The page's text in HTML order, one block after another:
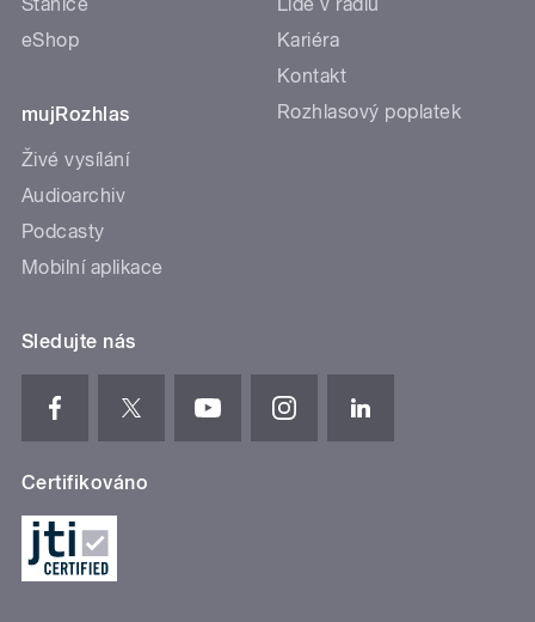
eShop
mujRozhlas
Živé vysílání
Audioarchiv
Podcasty
Mobilní aplikace
Kariéra
Kontakt
Rozhlasový poplatek
Sledujte nás
Certifikováno